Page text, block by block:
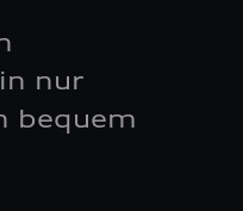
nur
bequem